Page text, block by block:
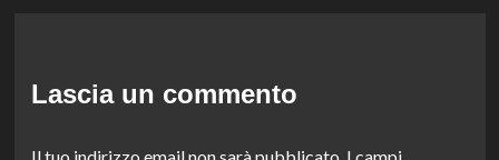
Lascia un commento